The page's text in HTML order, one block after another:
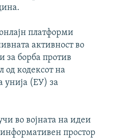
платформи
активност во
за борба против
од кодексот на
унија (ЕУ) за
во војната на идеи
простор